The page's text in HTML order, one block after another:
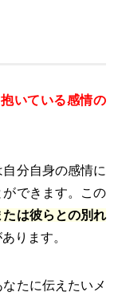
いている感情の
分自身の感情に
できます。この
は彼らとの別れ
ります。
たに伝えたいメ